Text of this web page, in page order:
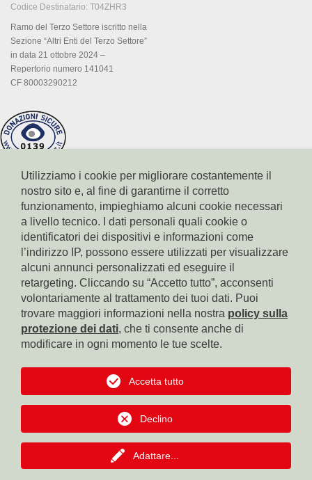
Codice Destinatario: T04ZHR3
Ramo del Terzo Settore iscritto nella
Sezione “Altri Enti del Terzo Settore”
in data 21 ottobre 2024 –
Repertorio numero 141041
CF 80003290212
Conto corrente Cassa di Risparmio di Bolzano
IBAN: IT17X0604511601000000110801
BIC: CRBZIT2B001
Conto corrente Intesa Sanpaolo
IBAN: IT18B0306911619000006000065
BIC: BCITITMM
IBAN: IT42F0349311600000300200018
BIC: RZSBIT2B
Conto corrente Banca Popolare dell'Alto Adige
IBAN: IT12R0585611601050571000032
BIC: BPAAIT2B050
Utilizziamo i cookie per migliorare costantemente il
nostro sito e, al fine di garantirne il corretto
funzionamento, impieghiamo alcuni cookie necessari
a livello tecnico. I dati personali quali cookie o
identificatori dei dispositivi e informazioni come
l’indirizzo IP, possono essere utilizzati per visualizzare
alcuni annunci personalizzati ed eseguire il
retargeting. Cliccando su “Accetto tutto”, acconsenti
volontariamente al trattamento dei tuoi dati. Puoi
trovare maggiori informazioni nella nostra policy sulla
protezione dei dati, che ti consente anche di
modificare in ogni momento le tue scelte.
Adattare
Declino
Accetta tutto